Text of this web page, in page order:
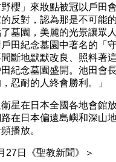
櫻」來妝點被冠以戶田
反對，認為那是不可能
墓園，美麗的光景讓眾
田紀念墓園中著名的
斷地默默改良、照料著
紀念墓園盛開。池田會
忍耐的人終會勝利。」
在日本全國各地會館
在日本偏遠島嶼和深山
播放。
27日《聖教新聞》＞